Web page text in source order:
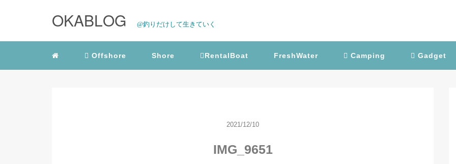
OKABLOG @釣りだけして生きていく
Offshore Shore RentalBoat FreshWater Camping Gadget
2021/12/10
IMG_9651